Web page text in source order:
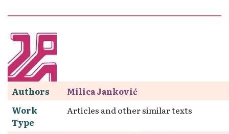
Authors
Milica Janković
Work
Type
Articles and other similar texts